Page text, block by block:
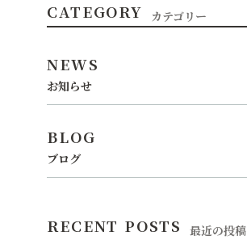
CATEGORY カテゴリー
NEWS
お知らせ
BLOG
ブログ
RECENT POSTS 最近の投稿